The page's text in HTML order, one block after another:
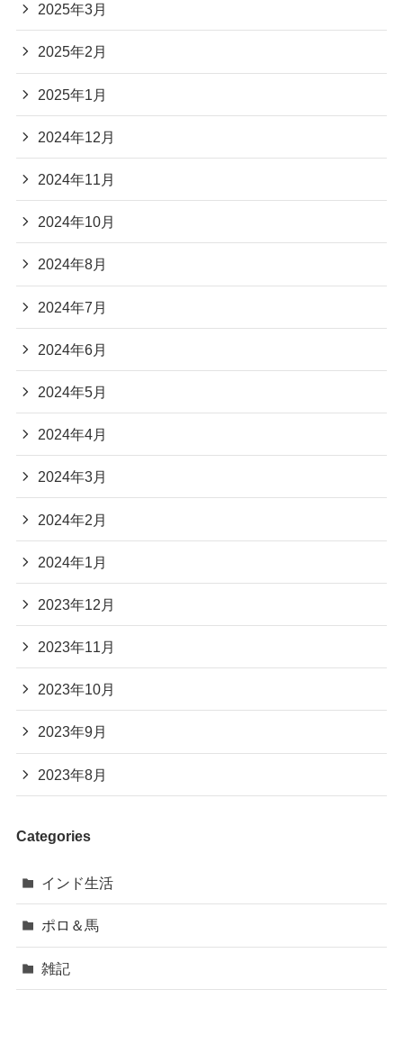
2025年3月
2025年2月
2025年1月
2024年12月
2024年11月
2024年10月
2024年8月
2024年7月
2024年6月
2024年5月
2024年4月
2024年3月
2024年2月
2024年1月
2023年12月
2023年11月
2023年10月
2023年9月
2023年8月
Categories
インド生活
ポロ＆馬
雑記